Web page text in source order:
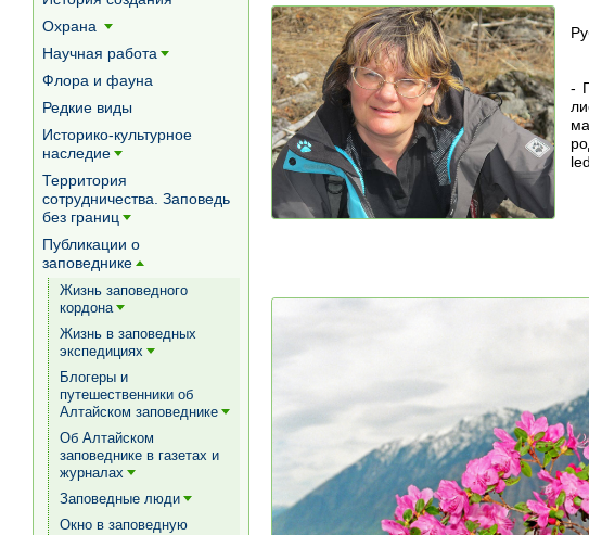
-
Охрана
Научная работа
Флора и фауна
Редкие виды
Историко-культурное
наследие
Территория
сотрудничества. Заповедь
без границ
Публикации о
заповеднике [+]
Жизнь заповедного
кордона
Жизнь в заповедных
экспедициях
Блогеры и
путешественники об
Алтайском заповеднике
Об Алтайском
заповеднике в газетах и
журналах
Заповедные люди
Окно в заповедную